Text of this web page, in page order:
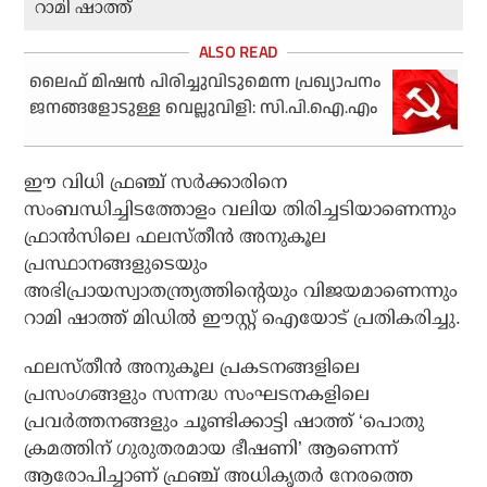
റാമി ഷാത്ത്
ലൈഫ് മിഷന്‍ പിരിച്ചുവിടുമെന്ന പ്രഖ്യാപനം
ജനങ്ങളോടുള്ള വെല്ലുവിളി: സി.പി.ഐ.എം
ഈ വിധി ഫ്രഞ്ച് സര്‍ക്കാരിനെ
സംബന്ധിച്ചിടത്തോളം വലിയ തിരിച്ചടിയാണെന്നും
ഫ്രാന്‍സിലെ ഫലസ്തീന്‍ അനുകൂല
പ്രസ്ഥാനങ്ങളുടെയും
അഭിപ്രായസ്വാതന്ത്ര്യത്തിന്റെയും വിജയമാണെന്നും
റാമി ഷാത്ത് മിഡില്‍ ഈസ്റ്റ് ഐയോട് പ്രതികരിച്ചു.
ഫലസ്തീന്‍ അനുകൂല പ്രകടനങ്ങളിലെ
പ്രസംഗങ്ങളും സന്നദ്ധ സംഘടനകളിലെ
പ്രവര്‍ത്തനങ്ങളും ചൂണ്ടിക്കാട്ടി ഷാത്ത് ‘പൊതു
ക്രമത്തിന് ഗുരുതരമായ ഭീഷണി’ ആണെന്ന്
ആരോപിച്ചാണ് ഫ്രഞ്ച് അധികൃതര്‍ നേരത്തെ